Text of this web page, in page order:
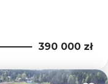
390 000 zł